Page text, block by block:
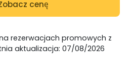
cenę
rezerwacjach promowych z
aktualizacja: 07/08/2026